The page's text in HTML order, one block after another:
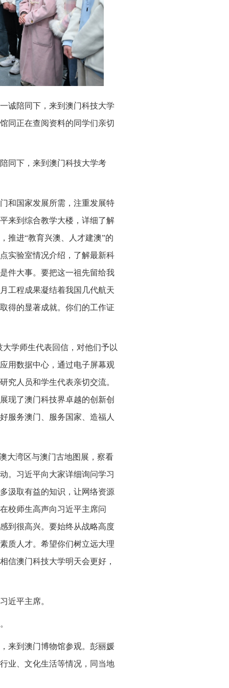
诚陪同下，来到澳门科技大学
同正在查阅资料的同学们亲切
同下，来到澳门科技大学考
和国家发展所需，注重发展特
来到综合教学大楼，详细了解
推进“教育兴澳、人才建澳”的
实验室情况介绍，了解最新科
件大事。要把这一祖先留给我
工程成果凝结着我国几代航天
得的显著成就。你们的工作证
学师生代表回信，对他们予以
用数据中心，通过电子屏幕观
究人员和学生代表亲切交流。
现了澳门科技界卓越的创新创
服务澳门、服务国家、造福人
大湾区与澳门古地图展，察看
。习近平向大家详细询问学习
汲取有益的知识，让网络资源
校师生高声向习近平主席问
到很高兴。要始终从战略高度
质人才。希望你们树立远大理
信澳门科技大学明天会更好，
近平主席。
来到澳门博物馆参观。彭丽媛
业、文化生活等情况，同当地